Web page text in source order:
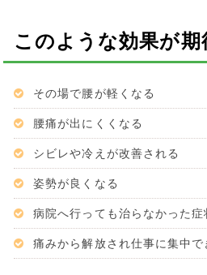
このような効果が期
その場で腰が軽くなる
腰痛が出にくくなる
シビレや冷えが改善される
姿勢が良くなる
病院へ行っても治らなかった症
痛みから解放され仕事に集中で